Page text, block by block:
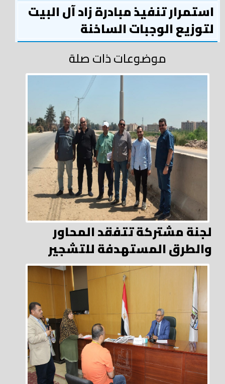
استمرار تنفيذ مبادرة زاد آل البيت
لتوزيع الوجبات الساخنة
موضوعات ذات صلة
لجنة مشتركة تتفقد المحاور
والطرق المستهدفة للتشجير